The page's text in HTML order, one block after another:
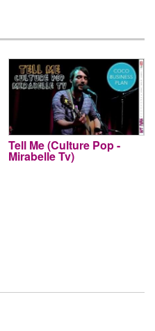
Tell Me (Culture Pop -
Mirabelle Tv)